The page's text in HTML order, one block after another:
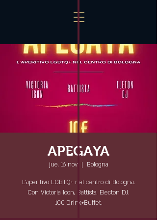
APEGAYA
jue, 16 nov
  |
Bologna
L'aperitivo LGBTQ+ nel centro di Bologna.
Con Victoria Icon, Battista, Electon DJ.
10€ Drink+Buffet.